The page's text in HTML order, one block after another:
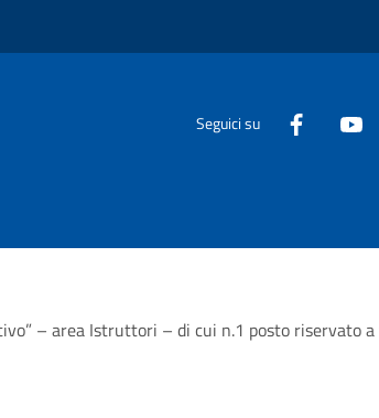
Seguici su
– area Istruttori – di cui n.1 posto riservato a